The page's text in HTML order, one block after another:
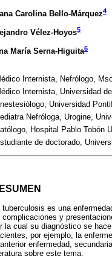
Carolina Bello-Márquez4
Vélez-Hoyos5
María Serna-Higuita6
Internista, Nefrólogo,
Internista, Universidad
Universidad
Nefróloga, Urogine,
Hospital Pablo Tobón
de doctorado,
tuberculosis es una
complicaciones y
la cual su diagnóstico se
por ejemplo, la
anterior enfermedad,
sobre este tema.